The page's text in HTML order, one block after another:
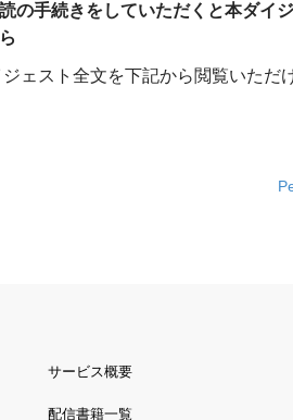
の手続きをしていただくと本ダイ
ェスト全文を下記から閲覧いただ
サービス概要
配信書籍一覧